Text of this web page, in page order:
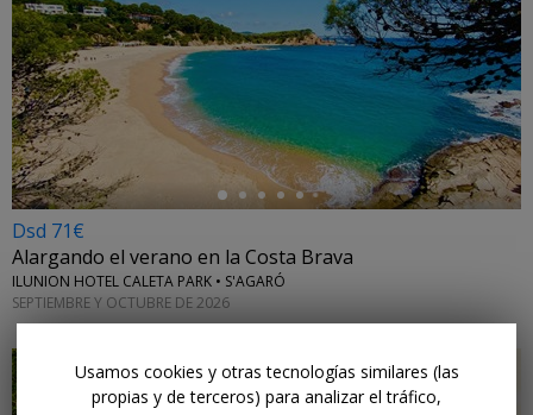
←
Dsd 71€
Alargando el verano en la Costa Brava
ILUNION HOTEL CALETA PARK • S'AGARÓ
SEPTIEMBRE Y OCTUBRE DE 2026
Usamos cookies y otras tecnologías similares (las
propias y de terceros) para analizar el tráfico,